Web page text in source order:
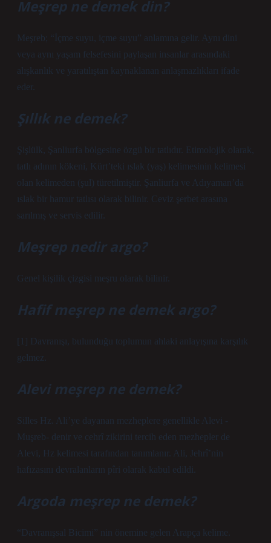
Meşrep ne demek din?
Meşreb; “İçme suyu, içme suyu” anlamına gelir. Aynı dini
veya aynı yaşam felsefesini paylaşan insanlar arasındaki
alışkanlık ve yaratılıştan kaynaklanan anlaşmazlıkları ifade
eder.
Şıllık ne demek?
Şişlülk, Şanliurfa bölgesine özgü bir tatlıdır. Etimolojik olarak,
tatlı adının kökeni, Kürt’teki ıslak (yaş) kelimesinin kelimesi
olan kelimeden (şul) türetilmiştir. Şanliurfa ve Adıyaman’da
ıslak bir hamur tatlısı olarak bilinir. Ceviz şerbet arasına
sarılmış ve servis edilir.
Meşrep nedir argo?
Genel kişilik çizgisi meşru olarak bilinir.
Hafif meşrep ne demek argo?
[1] Davranışı, bulunduğu toplumun ahlaki anlayışına karşılık
gelmez.
Alevi meşrep ne demek?
Silles Hz. Ali’ye dayanan mezheplere genellikle Alevi -
Muşreb- denir ve cehrî zikirini tercih eden mezhepler de
Alevi, Hz kelimesi tarafından tanımlanır. Ali, Jehrî’nin
hafızasını devralanların pîri olarak kabul edildi.
Argoda meşrep ne demek?
“Davranışsal Bicimi” nin önemine gelen Arapça kelime.